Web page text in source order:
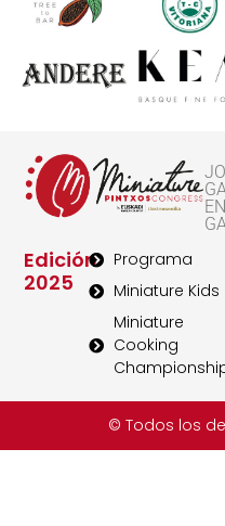
Edición
2025
Programa
Miniature Kids
Miniature
Cooking
© Todos los